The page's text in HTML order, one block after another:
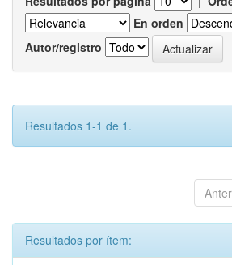
En orden
Autor/registro
Resultados 1-1 de 1.
Resultados por ítem: